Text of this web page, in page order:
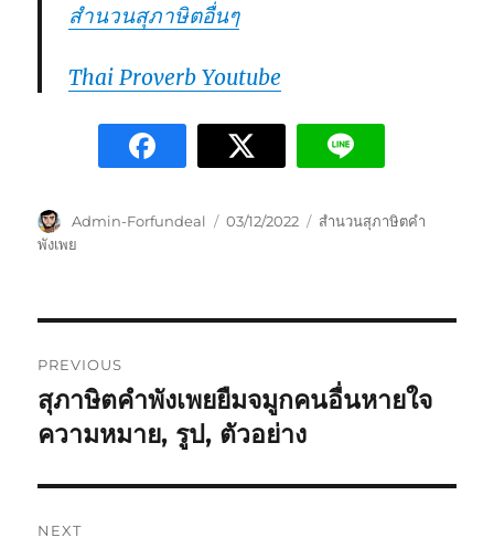
สำนวนสุภาษิตอื่นๆ
Thai Proverb Youtube
Admin-Forfundeal 03/12/2022
สำนวนสุภาษิตคำ
พังเพย
PREVIOUS
สุภาษิตคำพังเพยยืมจมูกคนอื่นหายใจ
ความหมาย, รูป, ตัวอย่าง
NEXT